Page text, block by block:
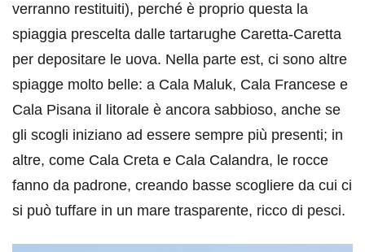
verranno restituiti), perché è proprio questa la
spiaggia prescelta dalle tartarughe Caretta-Caretta
per depositare le uova. Nella parte est, ci sono altre
spiagge molto belle: a Cala Maluk, Cala Francese e
Cala Pisana il litorale è ancora sabbioso, anche se
gli scogli iniziano ad essere sempre più presenti; in
altre, come Cala Creta e Cala Calandra, le rocce
fanno da padrone, creando basse scogliere da cui ci
si può tuffare in un mare trasparente, ricco di pesci.